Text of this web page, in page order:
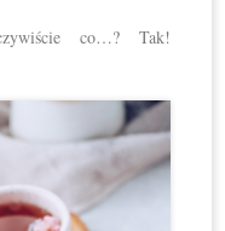
co…? Tak!